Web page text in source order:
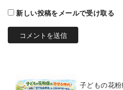
新しい投稿をメールで受け取る
子どもの花